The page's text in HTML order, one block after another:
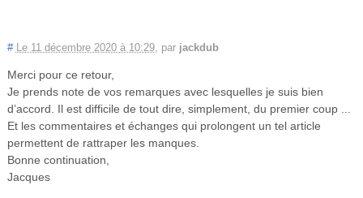
# Le 11 décembre 2020 à 10:29, par jackdub
Merci pour ce retour,
Je prends note de vos remarques avec lesquelles je suis bien
d’accord. Il est difficile de tout dire, simplement, du premier coup ...
Et les commentaires et échanges qui prolongent un tel article
permettent de rattraper les manques.
Bonne continuation,
Jacques